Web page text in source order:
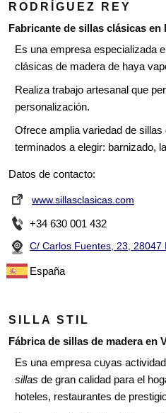
RODRÍGUEZ REY
Fabricante de sillas clásicas en
Es una empresa especializada
clásicas de madera de haya
Realiza trabajo artesanal que
personalización.
Ofrece amplia variedad de
terminados a elegir: barnizado,
Datos de contacto:
www.sillasclasicas.com
+34 630 001 432
C/ Carlos Fuentes, 23, 28047
España
SILLA STIL
Fábrica de sillas de madera en
Es una empresa cuyas
sillas de gran calidad para el
hoteles, restaurantes de